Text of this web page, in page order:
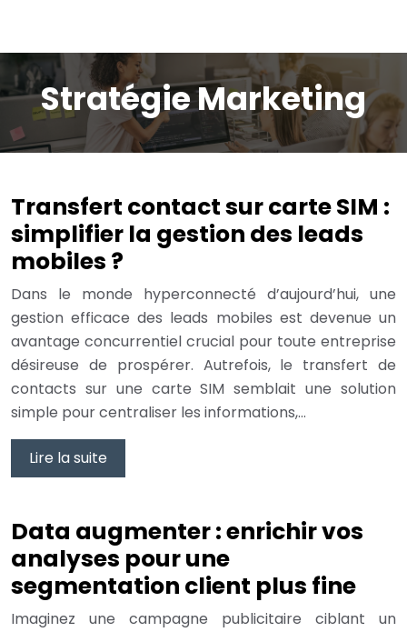
Stratégie Marketing
Transfert contact sur carte SIM :
simplifier la gestion des leads
mobiles ?
Dans le monde hyperconnecté d’aujourd’hui, une
gestion efficace des leads mobiles est devenue un
avantage concurrentiel crucial pour toute entreprise
désireuse de prospérer. Autrefois, le transfert de
contacts sur une carte SIM semblait une solution
simple pour centraliser les informations,…
Lire la suite
Data augmenter : enrichir vos
analyses pour une
segmentation client plus fine
Imaginez une campagne publicitaire ciblant un